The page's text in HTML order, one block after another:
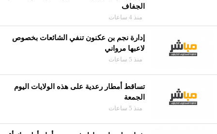
الجفاف
منذ 4 ساعات
إدارة نجم بن عكنون تنفي الشائعات بخصوص
لاعبها مرواني
منذ 5 ساعات
تساقط أمطار رعدية على هذه الولايات اليوم
الجمعة
منذ 5 ساعات